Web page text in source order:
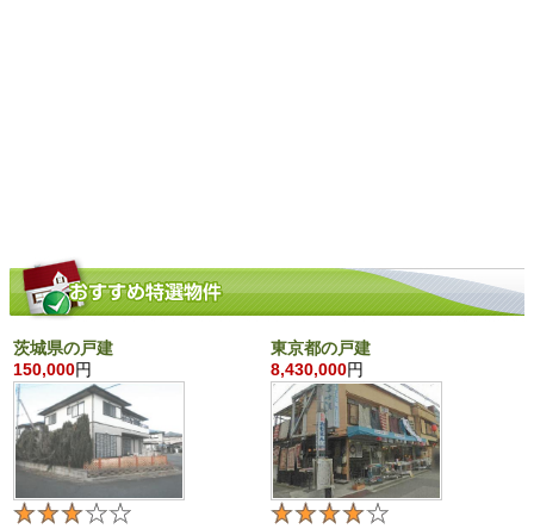
茨城県の戸建
150,000円
東京都の戸建
8,430,000円